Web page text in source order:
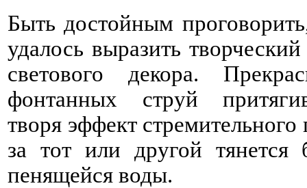
Быть достойным
удалось выразить
светового декора.
фонтанных струй
творя эффект
за тот или другой
пенящейся воды.